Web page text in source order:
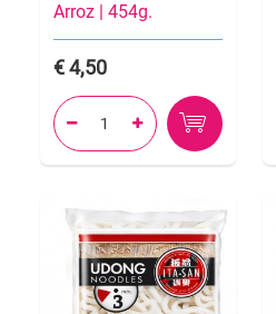
Arroz | 454g.
4,50
 